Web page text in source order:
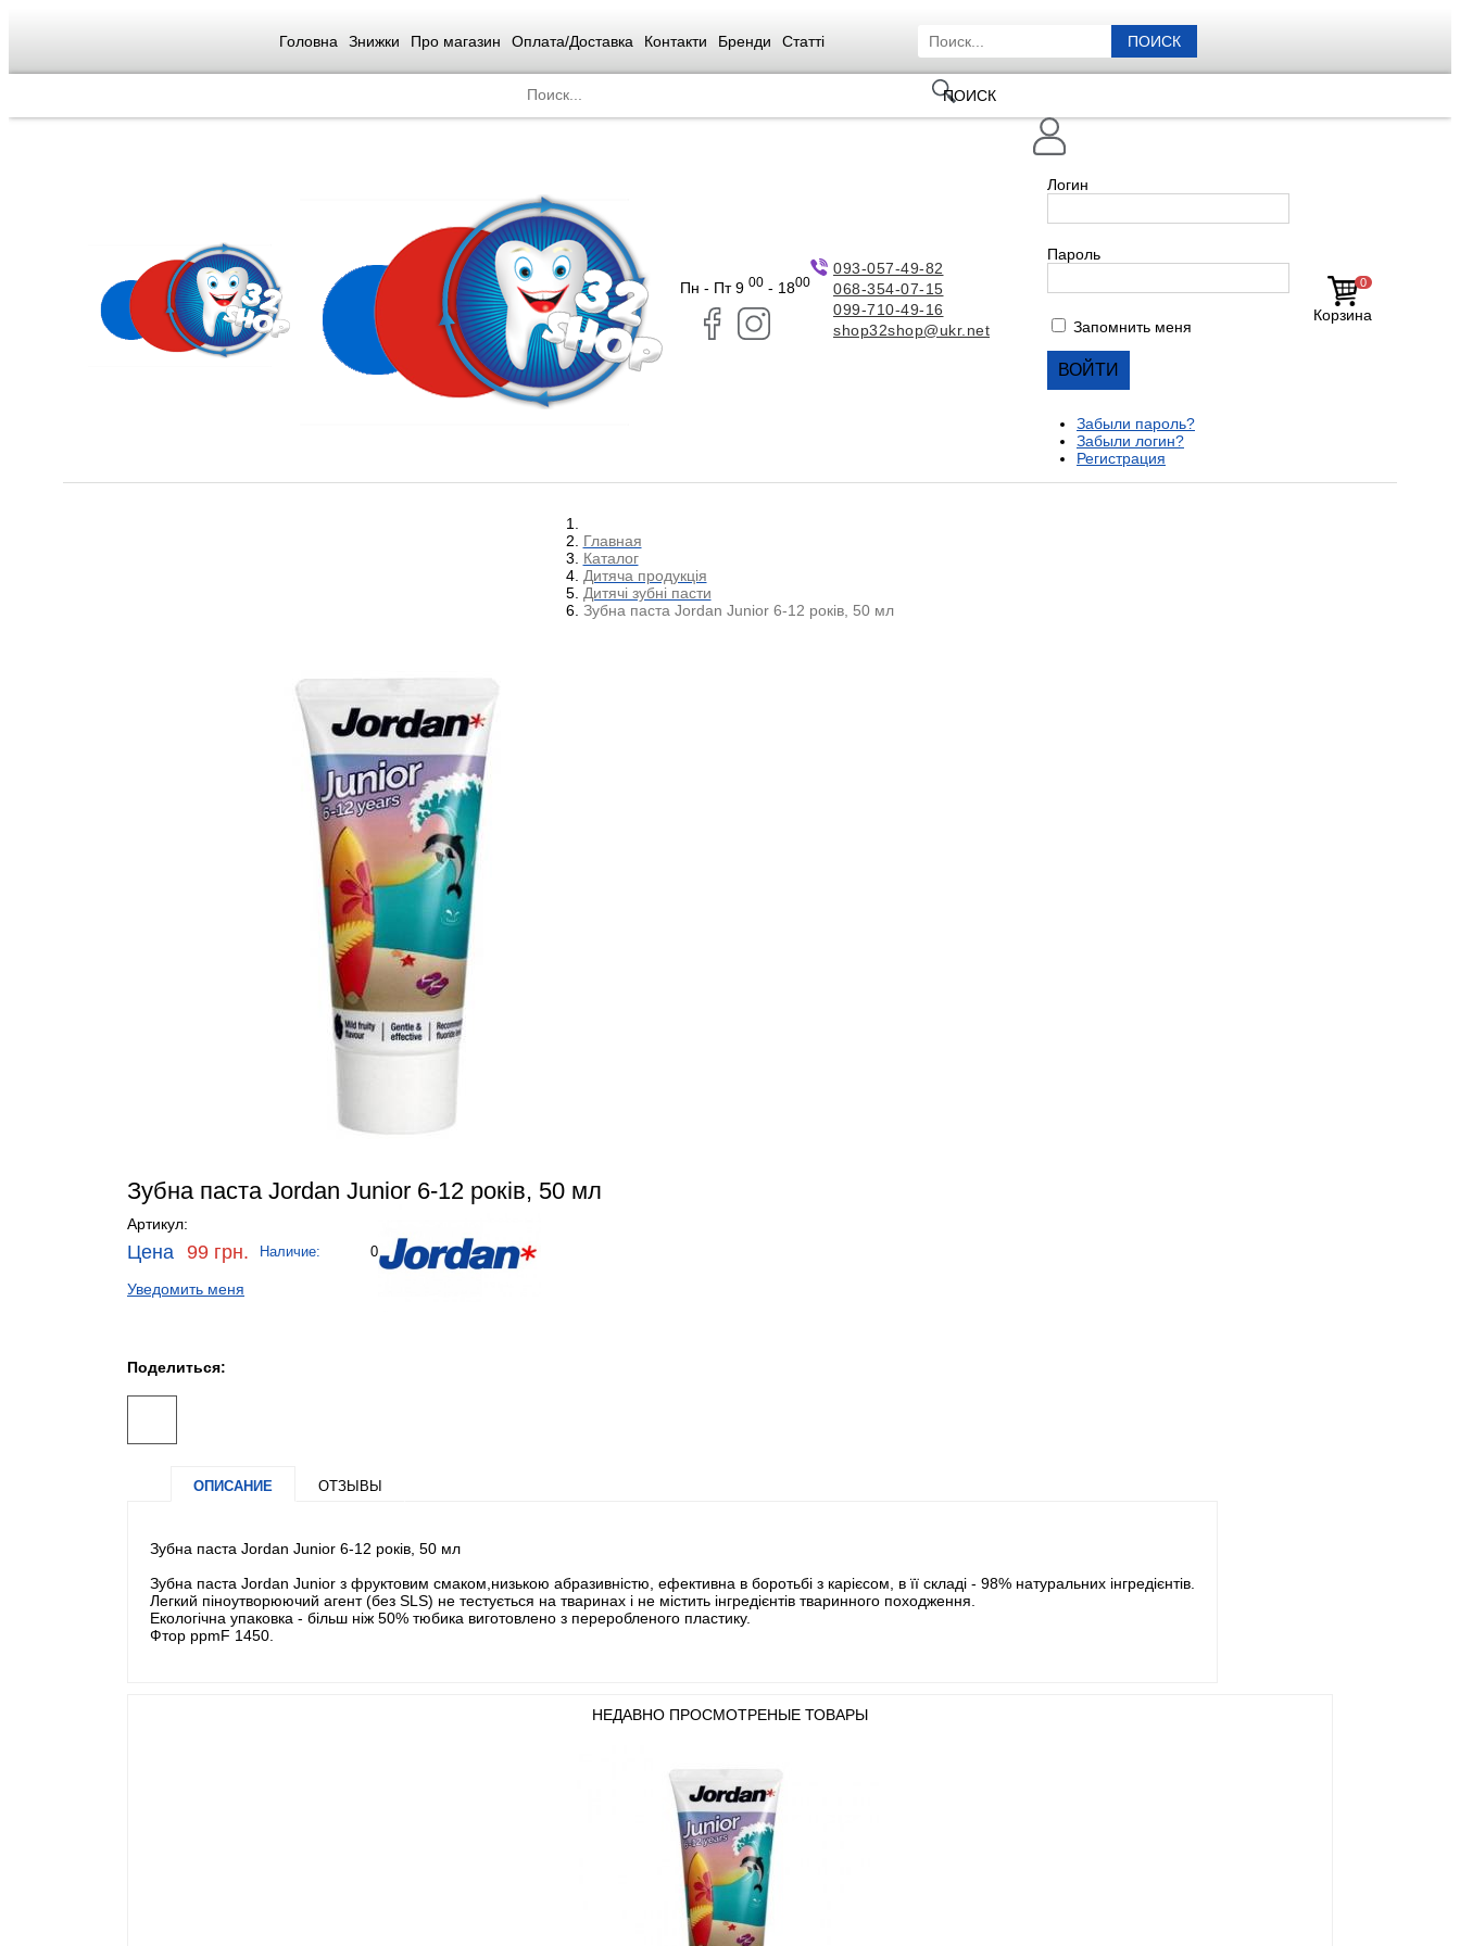
Головна Знижки Про магазин Оплата/Доставка Контакти Бренди Статті ПОИСК
ПОИСК
Пн - Пт 9 00 - 1800
093-057-49-82
068-354-07-15
099-710-49-16
shop32shop@ukr.net
0
Корзина
Логин
Пароль
Запомнить меня
Забыли пароль?
Забыли логин?
Регистрация
Главная
Каталог
Дитяча продукція
Дитячі зубні пасти
Зубна паста Jordan Junior 6-12 років, 50 мл
Зубна паста Jordan Junior 6-12 років, 50 мл
Артикул:
Цена 99 грн. Наличие: 0
Уведомить меня
Поделиться:
ОПИСАНИЕ ОТЗЫВЫ
Зубна паста Jordan Junior 6-12 років, 50 мл
Зубна паста Jordan Junior з фруктовим смаком,низькою абразивністю, ефективна в боротьбі з карієсом, в її складі - 98% натуральних інгредієнтів.
Легкий піноутворюючий агент (без SLS) не тестується на тваринах і не містить інгредієнтів тваринного походження.
Екологічна упаковка - більш ніж 50% тюбика виготовлено з переробленого пластику.
Фтор ppmF 1450.
НЕДАВНО ПРОСМОТРЕНЫЕ ТОВАРЫ